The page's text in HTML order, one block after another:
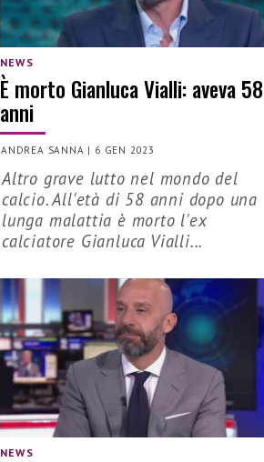
NEWS
È morto Gianluca Vialli: aveva 58
anni
ANDREA SANNA | 6 GEN 2023
Altro grave lutto nel mondo del
calcio. All'età di 58 anni dopo una
lunga malattia è morto l'ex
calciatore Gianluca Vialli...
NEWS